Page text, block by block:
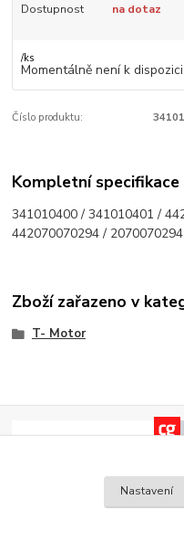
Dostupnost na dotaz
/ks
Momentálně není k dispozici
Číslo produktu:
Kompletní specifikace
341010400 / 341010401 /
442070070294 /
Zboží zařazeno v
T- Motor
Nastavení